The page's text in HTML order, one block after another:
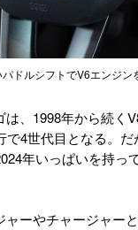
ドルシフトでV6エンジン
、1998年から続く
で4世代目となる。だ
年いっぱいを持っ
ーやチャージャー